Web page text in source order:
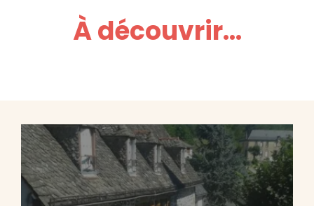
À découvrir...